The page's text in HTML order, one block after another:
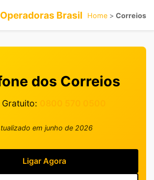
Brasil Home > Correios
dos Correios
Gratuito:
em junho de 2026
Ligar Agora